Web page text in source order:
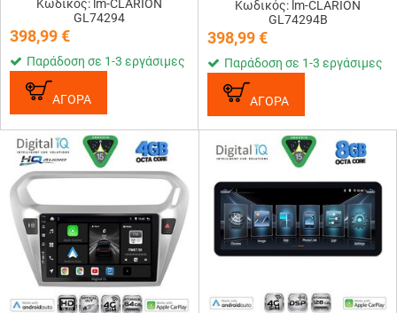
Κωδικός: lm-CLARION
GL74294
398,99€
Παράδοση σε 1-3 εργάσιμες
ΑΓΟΡΑ
Κωδικός: lm-CLARION
GL74294B
398,99€
Παράδοση σε 1-3 εργάσιμες
ΑΓΟΡΑ